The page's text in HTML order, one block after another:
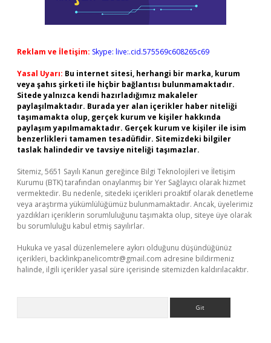
Reklam ve İletişim: Skype: live:.cid.575569c608265c69
Yasal Uyarı: Bu internet sitesi, herhangi bir marka, kurum
veya şahıs şirketi ile hiçbir bağlantısı bulunmamaktadır.
Sitede yalnızca kendi hazırladığımız makaleler
paylaşılmaktadır. Burada yer alan içerikler haber niteliği
taşımamakta olup, gerçek kurum ve kişiler hakkında
paylaşım yapılmamaktadır. Gerçek kurum ve kişiler ile isim
benzerlikleri tamamen tesadüfidir. Sitemizdeki bilgiler
taslak halindedir ve tavsiye niteliği taşımazlar.
Sitemiz, 5651 Sayılı Kanun gereğince Bilgi Teknolojileri ve İletişim
Kurumu (BTK) tarafından onaylanmış bir Yer Sağlayıcı olarak hizmet
vermektedir. Bu nedenle, sitedeki içerikleri proaktif olarak denetleme
veya araştırma yükümlülüğümüz bulunmamaktadır. Ancak, üyelerimiz
yazdıkları içeriklerin sorumluluğunu taşımakta olup, siteye üye olarak
bu sorumluluğu kabul etmiş sayılırlar.
Hukuka ve yasal düzenlemelere aykırı olduğunu düşündüğünüz
içerikleri, backlinkpanelicomtr@gmail.com adresine bildirmeniz
halinde, ilgili içerikler yasal süre içerisinde sitemizden kaldırılacaktır.